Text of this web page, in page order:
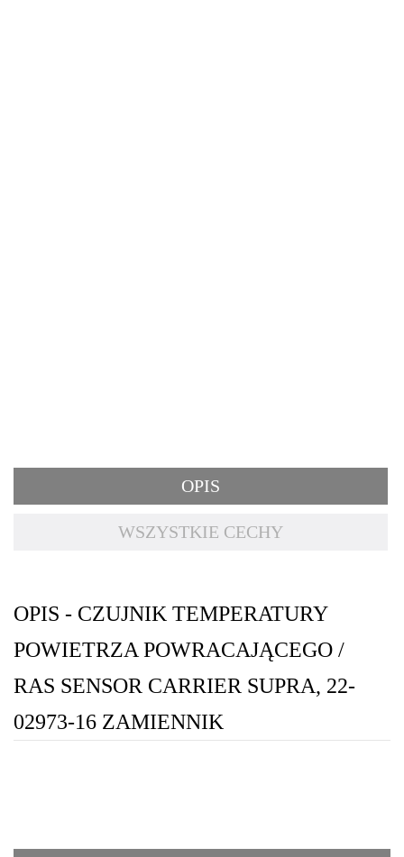
OPIS
WSZYSTKIE CECHY
OPIS - CZUJNIK TEMPERATURY
POWIETRZA POWRACAJĄCEGO /
RAS SENSOR CARRIER SUPRA, 22-
02973-16 ZAMIENNIK